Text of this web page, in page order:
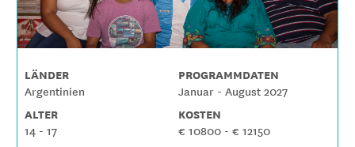
LÄNDER PROGRAMMDATEN
Argentinien Januar - August 2027
ALTER KOSTEN
14 - 17 € 10800 - € 12150